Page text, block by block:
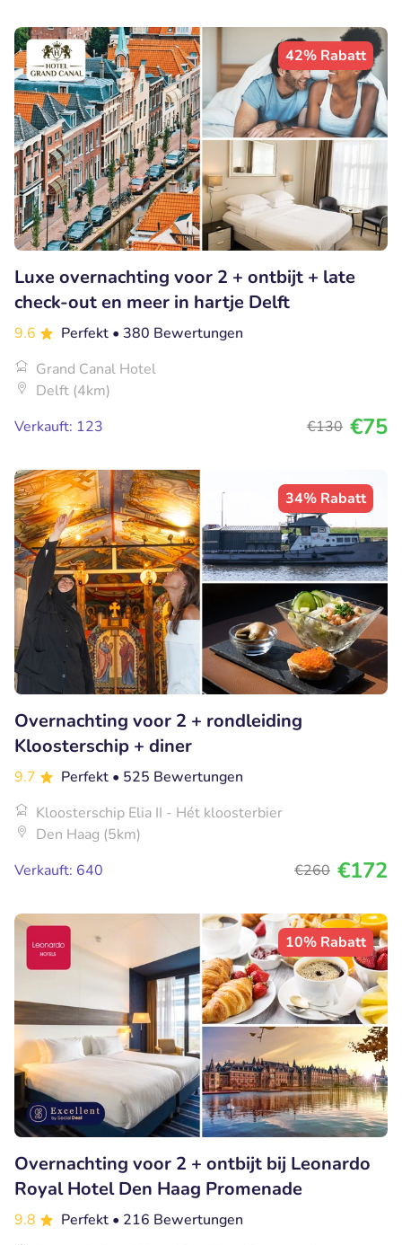
42% Rabatt
Luxe overnachting voor 2 + ontbijt + late
check-out en meer in hartje Delft
9.6 Perfekt • 380 Bewertungen
Grand Canal Hotel
Delft (4km)
Verkauft: 123
€130 €75
34% Rabatt
Overnachting voor 2 + rondleiding
Kloosterschip + diner
9.7 Perfekt • 525 Bewertungen
Kloosterschip Elia II - Hét kloosterbier
Den Haag (5km)
Verkauft: 640
€260 €172
10% Rabatt
Overnachting voor 2 + ontbijt bij Leonardo
Royal Hotel Den Haag Promenade
9.8 Perfekt • 216 Bewertungen